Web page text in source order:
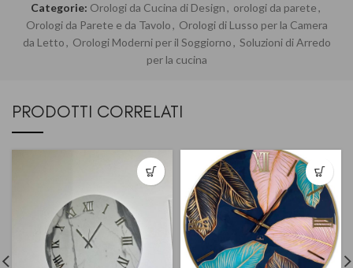
Categorie: Orologi da Cucina di Design, orologi da parete,
Orologi da Parete e da Tavolo, Orologi di Lusso per la Camera
da Letto, Orologi Moderni per il Soggiorno, Soluzioni di Arredo
per la cucina
PRODOTTI CORRELATI